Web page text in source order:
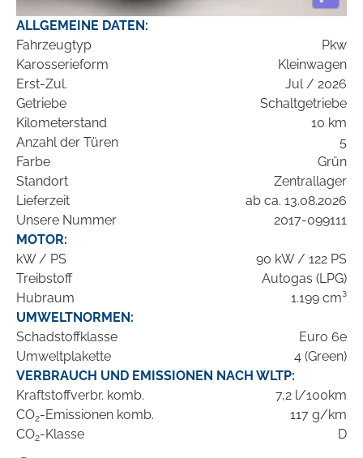
ALLGEMEINE DATEN:
Fahrzeugtyp
Pkw
Karosserieform
Kleinwagen
Erst-Zul.
Jul / 2026
Getriebe
Schaltgetriebe
Kilometerstand
10 km
Anzahl der Türen
5
Farbe
Grün
Standort
Zentrallager
Lieferzeit
ab ca. 13.08.2026
Unsere Nummer
2017-099111
MOTOR:
kW / PS
90 kW / 122 PS
Treibstoff
Autogas (LPG)
Hubraum
1.199 cm³
UMWELTNORMEN:
Schadstoffklasse
Euro 6e
Umweltplakette
4 (Green)
VERBRAUCH UND EMISSIONEN NACH WLTP:
Kraftstoffverbr. komb.
7,2 l/100km
CO2-Emissionen komb.
117 g/km
CO2-Klasse D